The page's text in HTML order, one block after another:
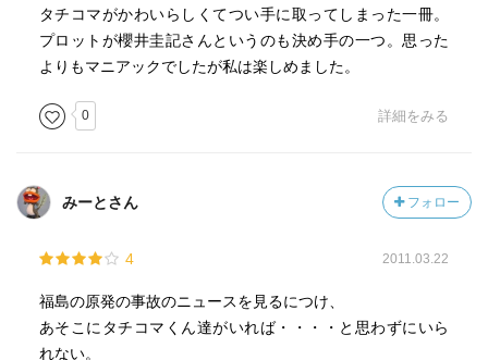
タチコマがかわいらしくてつい手に取ってしまった一冊。
プロットが櫻井圭記さんというのも決め手の一つ。思った
よりもマニアックでしたが私は楽しめました。
0 詳細をみる
みーとさん フォロー
4 2011.03.22
福島の原発の事故のニュースを見るにつけ、
あそこにタチコマくん達がいれば・・・・と思わずにいら
れない。